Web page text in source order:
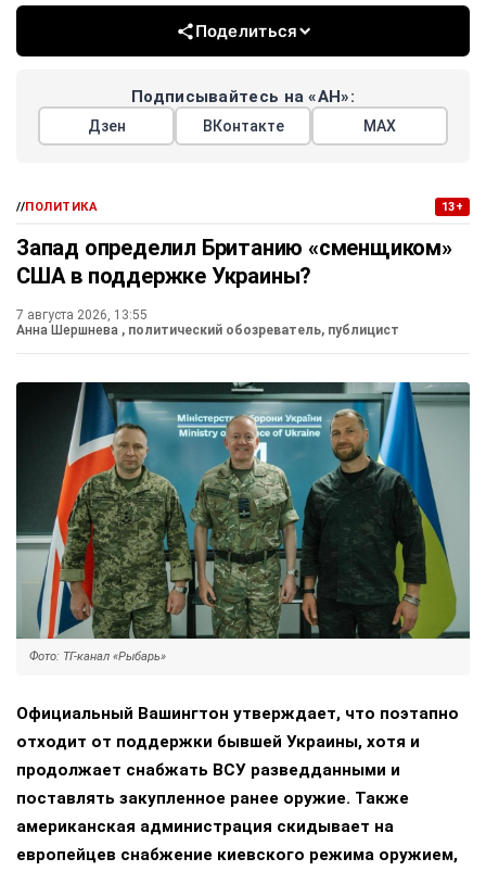
Поделиться
Подписывайтесь на «АН»:
Дзен ВКонтакте МАХ
//ПОЛИТИКА 13+
Запад определил Британию «сменщиком»
США в поддержке Украины?
7 августа 2026, 13:55
Анна Шершнева , политический обозреватель, публицист
Фото: ТГ-канал «Рыбарь»
Официальный Вашингтон утверждает, что поэтапно
отходит от поддержки бывшей Украины, хотя и
продолжает снабжать ВСУ разведданными и
поставлять закупленное ранее оружие. Также
американская администрация скидывает на
европейцев снабжение киевского режима оружием,